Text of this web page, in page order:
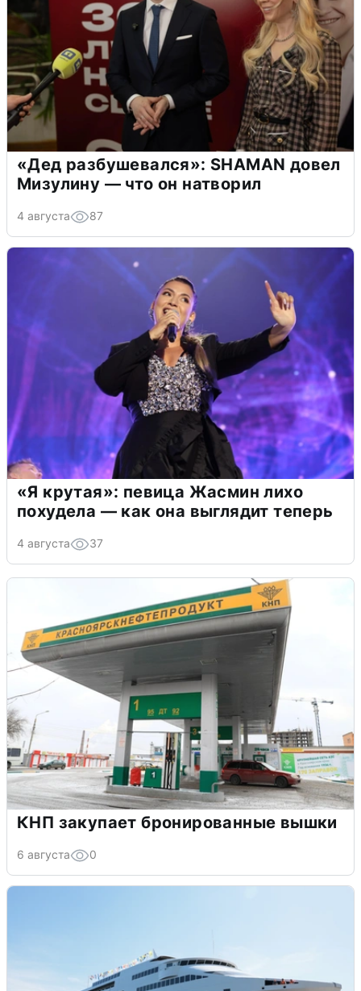
«Дед разбушевался»: SHAMAN довел
Мизулину — что он натворил
4 августа 87
«Я крутая»: певица Жасмин лихо
похудела — как она выглядит теперь
4 августа 37
КНП закупает бронированные вышки
6 августа 0